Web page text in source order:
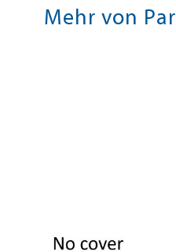
Mehr von